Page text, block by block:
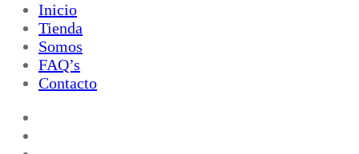
Inicio
Tienda
Somos
FAQ’s
Contacto